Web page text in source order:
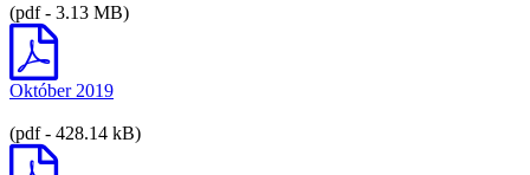
(pdf - 3.13 MB)
Október 2019
(pdf - 428.14 kB)